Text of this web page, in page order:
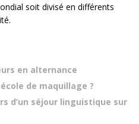
soit divisé en différents
en alternance
de maquillage ?
d’un séjour linguistique sur